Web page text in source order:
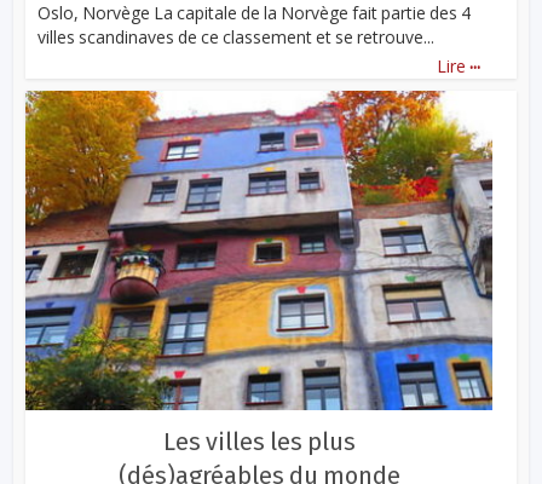
Oslo, Norvège La capitale de la Norvège fait partie des 4
villes scandinaves de ce classement et se retrouve...
Lire ...
Les villes les plus
(dés)agréables du monde